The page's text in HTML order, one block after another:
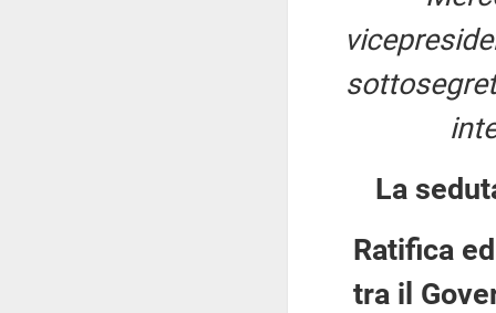
La
Ratifica
tra il